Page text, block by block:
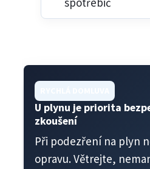
U plynu je priorita
zkoušení
Při podezření na plyn
opravu. Větrejte,